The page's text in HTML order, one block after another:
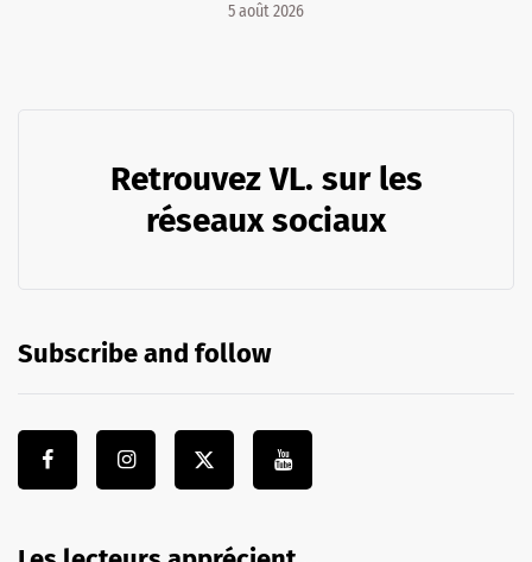
5 août 2026
Retrouvez VL. sur les
réseaux sociaux
Subscribe and follow